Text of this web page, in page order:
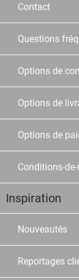
Contact
Questions
Options de
Options de
Options de
Conditions-
Inspiration
Nouveautés
Reportages